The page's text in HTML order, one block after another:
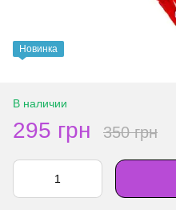
Новинка
В наличии
295 грн 350 грн